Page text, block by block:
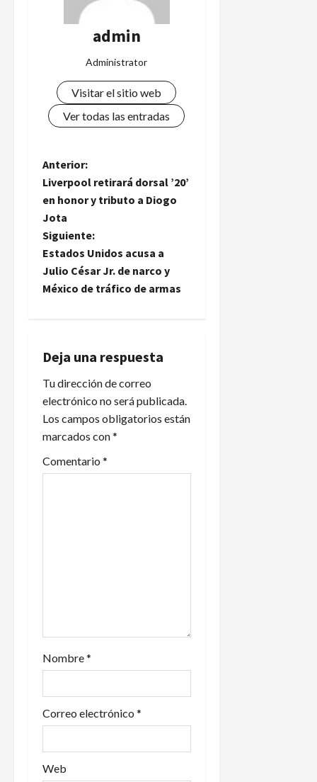
admin
Administrator
Visitar el sitio web
Ver todas las entradas
N
a
v
e
g
c
i
ó
n
d
a
d
a
s
Anterior:
Liverpool retirará dorsal ’20’
en honor y tributo a Diogo
Jota
Siguiente:
Estados Unidos acusa a
Julio César Jr. de narco y
México de tráfico de armas
Deja una respuesta
Tu dirección de correo
electrónico no será publicada.
Los campos obligatorios están
marcados con*
Comentario *
Nombre*
Correo electrónico *
Web